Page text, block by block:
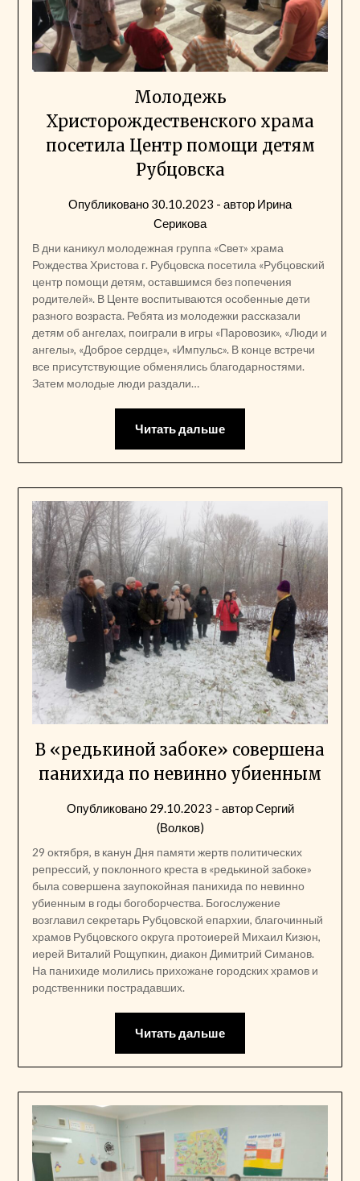
Молодежь
Христорождественского храма
посетила Центр помощи детям
Рубцовска
Опубликовано 30.10.2023 - автор Ирина
Серикова
В дни каникул молодежная группа «Свет» храма
Рождества Христова г. Рубцовска посетила «Рубцовский
центр помощи детям, оставшимся без попечения
родителей». В Центе воспитываются особенные дети
разного возраста. Ребята из молодежки рассказали
детям об ангелах, поиграли в игры «Паровозик», «Люди и
ангелы», «Доброе сердце», «Импульс». В конце встречи
все присутствующие обменялись благодарностями.
Затем молодые люди раздали…
Читать дальше
В «редькиной забоке» совершена
панихида по невинно убиенным
Опубликовано 29.10.2023 - авторСергий
(Волков)
29 октября, в канун Дня памяти жертв политических
репрессий, у поклонного креста в «редькиной забоке»
была совершена заупокойная панихида по невинно
убиенным в годы богоборчества. Богослужение
возглавил секретарь Рубцовской епархии, благочинный
храмов Рубцовского округа протоиерей Михаил Кизюн,
иерей Виталий Рощупкин, диакон Димитрий Симанов.
На панихиде молились прихожане городских храмов и
родственники пострадавших.
Читать дальше